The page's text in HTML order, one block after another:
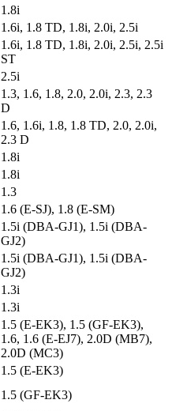
1.8i
1.6i, 1.8 TD, 1.8i, 2.0i, 2.5i
1.6i, 1.8 TD, 1.8i, 2.0i, 2.5i, 2.5i
ST
2.5i
1.3, 1.6, 1.8, 2.0, 2.0i, 2.3, 2.3
D
1.6, 1.6i, 1.8, 1.8 TD, 2.0, 2.0i,
2.3 D
1.8i
1.8i
1.3
1.6 (E-SJ), 1.8 (E-SM)
1.5i (DBA-GJ1), 1.5i (DBA-
GJ2)
1.5i (DBA-GJ1), 1.5i (DBA-
GJ2)
1.3i
1.3i
1.5 (E-EK3), 1.5 (GF-EK3),
1.6, 1.6 (E-EJ7), 2.0D (MB7),
2.0D (MC3)
1.5 (E-EK3)
1.5 (GF-EK3)